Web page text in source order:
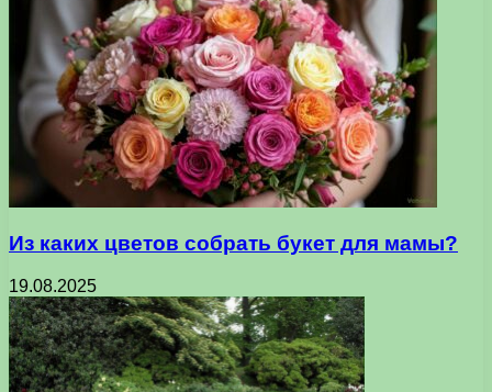
Из каких цветов собрать букет для мамы?
19.08.2025